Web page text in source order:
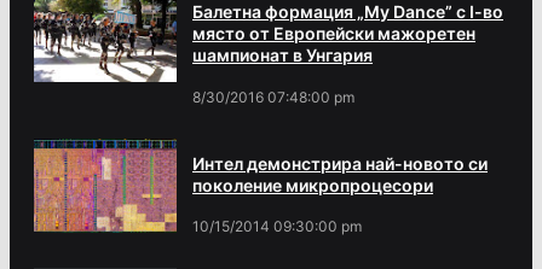
Балетна формация „My Dance” с І-во
място от Европейски мажоретен
шампионат в Унгария
8/30/2016 07:48:00 pm
Интел демонстрира най-новото си
поколение микропроцесори
10/15/2014 09:30:00 pm